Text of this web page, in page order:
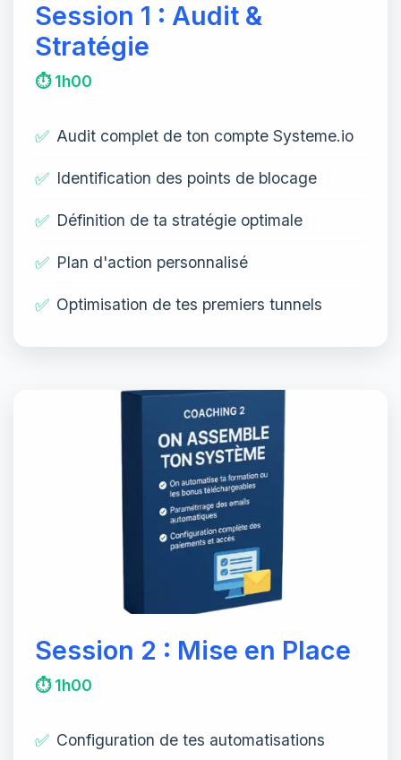
Session 1 : Audit &
Stratégie
⏱️ 1h00
✅ Audit complet de ton compte Systeme.io
✅ Identification des points de blocage
✅ Définition de ta stratégie optimale
✅ Plan d'action personnalisé
✅ Optimisation de tes premiers tunnels
Session 2 : Mise en Place
⏱️ 1h00
✅ Configuration de tes automatisations